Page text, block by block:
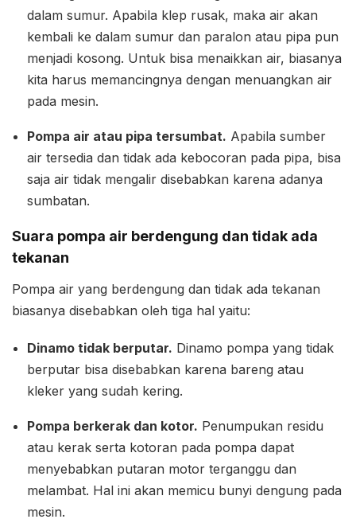
dalam sumur. Apabila klep rusak, maka air akan
kembali ke dalam sumur dan paralon atau pipa pun
menjadi kosong. Untuk bisa menaikkan air, biasanya
kita harus memancingnya dengan menuangkan air
pada mesin.
Pompa air atau pipa tersumbat. Apabila sumber
air tersedia dan tidak ada kebocoran pada pipa, bisa
saja air tidak mengalir disebabkan karena adanya
sumbatan.
Suara pompa air berdengung dan tidak ada
tekanan
Pompa air yang berdengung dan tidak ada tekanan
biasanya disebabkan oleh tiga hal yaitu:
Dinamo tidak berputar. Dinamo pompa yang tidak
berputar bisa disebabkan karena bareng atau
kleker yang sudah kering.
Pompa berkerak dan kotor. Penumpukan residu
atau kerak serta kotoran pada pompa dapat
menyebabkan putaran motor terganggu dan
melambat. Hal ini akan memicu bunyi dengung pada
mesin.